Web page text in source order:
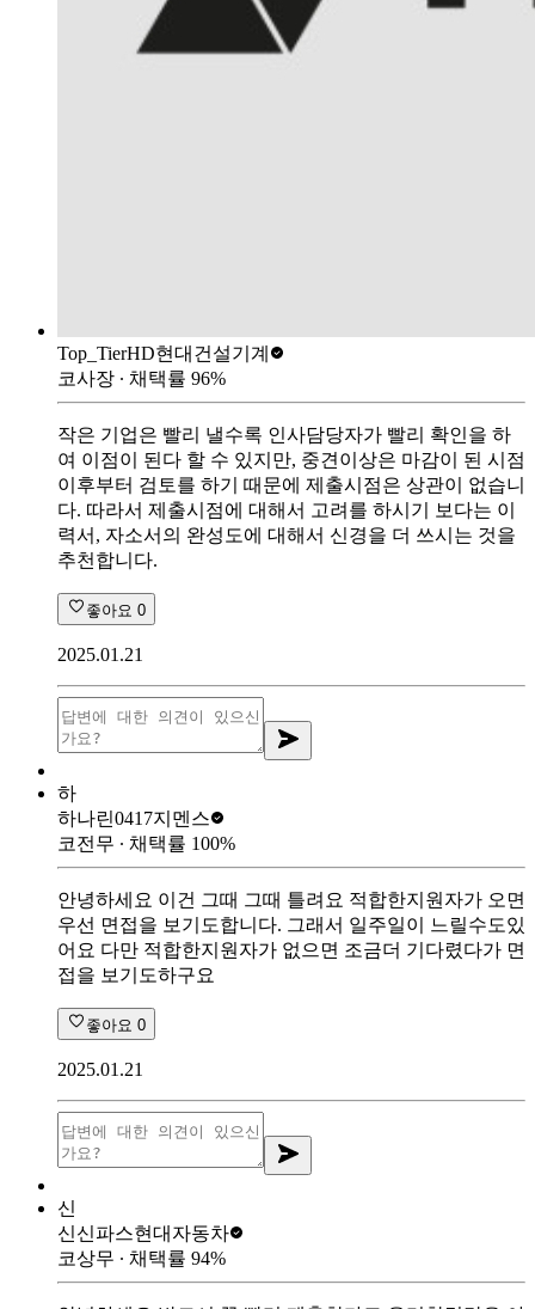
Top_TierHD현대건설기계
코사장 ∙ 채택률 96%
작은 기업은 빨리 낼수록 인사담당자가 빨리 확인을 하
여 이점이 된다 할 수 있지만, 중견이상은 마감이 된 시점
이후부터 검토를 하기 때문에 제출시점은 상관이 없습니
다. 따라서 제출시점에 대해서 고려를 하시기 보다는 이
력서, 자소서의 완성도에 대해서 신경을 더 쓰시는 것을
추천합니다.
좋아요 0
2025.01.21
하
하나린0417지멘스
코전무 ∙ 채택률 100%
안녕하세요 이건 그때 그때 틀려요 적합한지원자가 오면
우선 면접을 보기도합니다. 그래서 일주일이 느릴수도있
어요 다만 적합한지원자가 없으면 조금더 기다렸다가 면
접을 보기도하구요
좋아요 0
2025.01.21
신
신신파스현대자동차
코상무 ∙ 채택률 94%